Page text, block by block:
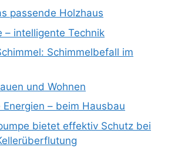
passende Holzhaus
– intelligente Technik
Schimmelbefall im
und Wohnen
Energien – beim Hausbau
bietet effektiv Schutz bei